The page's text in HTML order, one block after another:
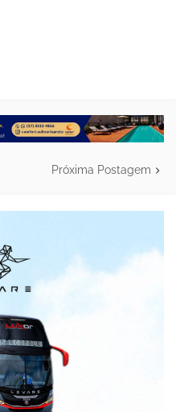
Próxima Postagem